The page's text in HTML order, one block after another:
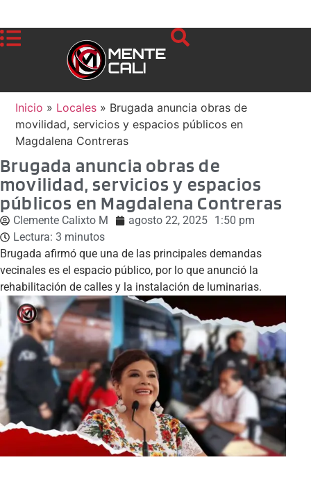
Inicio » Locales » Brugada anuncia obras de
movilidad, servicios y espacios públicos en
Magdalena Contreras
Brugada anuncia obras de
movilidad, servicios y espacios
públicos en Magdalena Contreras
Clemente Calixto M agosto 22, 2025 1:50 pm
Lectura: 3 minutos
Brugada afirmó que una de las principales demandas
vecinales es el espacio público, por lo que anunció la
rehabilitación de calles y la instalación de luminarias.